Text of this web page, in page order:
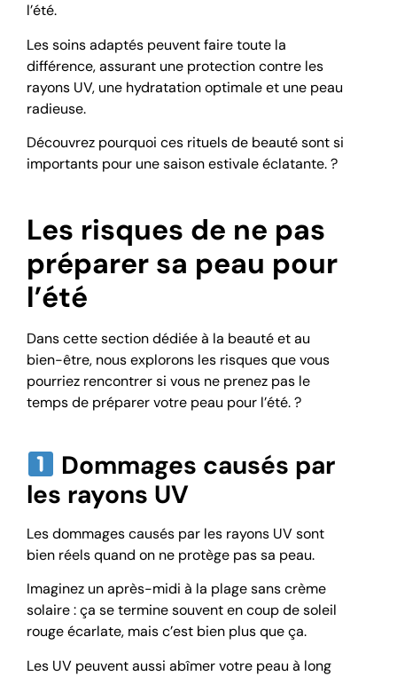
l’été.
Les soins adaptés peuvent faire toute la
différence, assurant une protection contre les
rayons UV, une hydratation optimale et une peau
radieuse.
Découvrez pourquoi ces rituels de beauté sont si
importants pour une saison estivale éclatante. ?
Les risques de ne pas
préparer sa peau pour
l’été
Dans cette section dédiée à la beauté et au
bien-être, nous explorons les risques que vous
pourriez rencontrer si vous ne prenez pas le
temps de préparer votre peau pour l’été. ?
Dommages causés par
les rayons UV
Les dommages causés par les rayons UV sont
bien réels quand on ne protège pas sa peau.
Imaginez un après-midi à la plage sans crème
solaire : ça se termine souvent en coup de soleil
rouge écarlate, mais c’est bien plus que ça.
Les UV peuvent aussi abîmer votre peau à long